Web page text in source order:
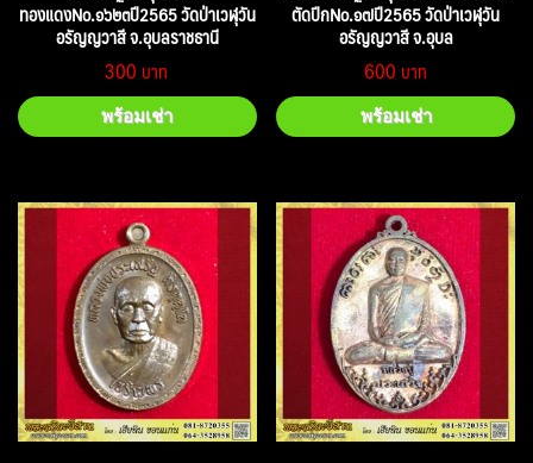
ทองแดงNo.๑๖๒๓ปี2565 วัดป่าเวฬุวัน
อรัญญวาสี จ.อุบลราชธานี
300
พร้อมเช่า
ตัดปีกNo.๑๗ปี2565 วัดป่าเวฬุวัน
อรัญญวาสี จ.อุบล
600
พร้อมเช่า